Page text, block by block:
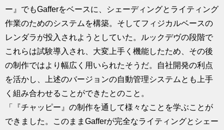
ー』でもGafferをベースに、シェーディングとライティング
作業のためのシステムを構築。そしてフィジカルベースの
レンダラが投入されようとしていた。ルックデヴの段階で
これらは試験導入され、大変上手く機能したため、その後
の制作ではより幅広く用いられたそうだ。自社開発の利点
を活かし、上述のバージョンの自動管理システムとも上手
く組み合わせることができたとのこと。
「『チャッピー』の制作を通して様々なことを学ぶことが
できました。このままGafferが完全なライティングとシェー